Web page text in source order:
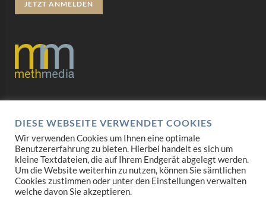
JETZT ANMELDEN
Datenschutz
Impressum
AGB
Mediadaten
DIESE WEBSEITE VERWENDET COOKIES
Wir verwenden Cookies um Ihnen eine optimale
Benutzererfahrung zu bieten. Hierbei handelt es sich um
kleine Textdateien, die auf Ihrem Endgerät abgelegt werden.
Um die Website weiterhin zu nutzen, können Sie sämtlichen
Cookies zustimmen oder unter den Einstellungen verwalten
welche davon Sie akzeptieren.